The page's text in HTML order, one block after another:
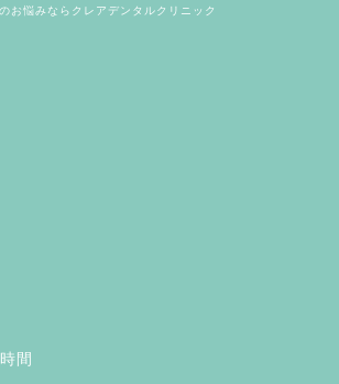
お悩みならクレアデンタルクリニック
間